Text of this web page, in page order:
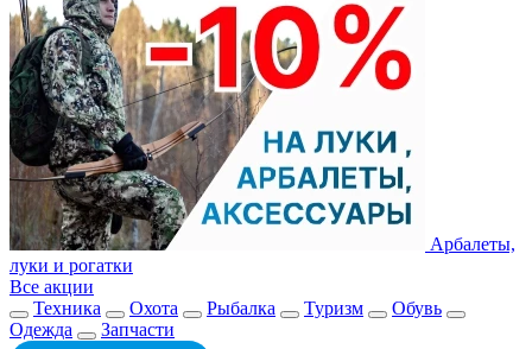
Арбалеты,
луки и рогатки
Все акции
Техника
Охота Рыбалка Туризм
Обувь
Одежда
Запчасти